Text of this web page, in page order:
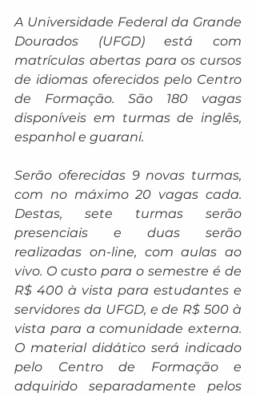
A Universidade Federal da Grande
Dourados (UFGD) está com
matrículas abertas para os cursos
de idiomas oferecidos pelo Centro
de Formação. São 180 vagas
disponíveis em turmas de inglês,
espanhol e guarani.
Serão oferecidas 9 novas turmas,
com no máximo 20 vagas cada.
Destas, sete turmas serão
presenciais e duas serão
realizadas on-line, com aulas ao
vivo. O custo para o semestre é de
R$ 400 à vista para estudantes e
servidores da UFGD, e de R$ 500 à
vista para a comunidade externa.
O material didático será indicado
pelo Centro de Formação e
adquirido separadamente pelos